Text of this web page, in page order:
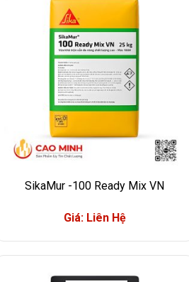
SikaMur -100 Ready Mix VN
Giá: Liên Hệ